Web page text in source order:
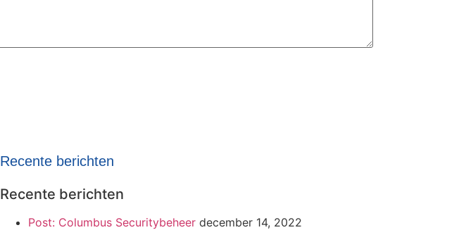
Recente berichten
Recente berichten
Post: Columbus Securitybeheer december 14, 2022